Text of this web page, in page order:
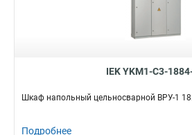
IEK YKM1-C3-
Шкаф напольный цельносварной ВРУ-1
Подробнее